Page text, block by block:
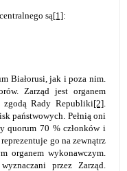
są[1]:
Białorusi, jak i poza nim.
Zarząd jest organem
Rady Republiki[2].
państwowych. Pełnią oni
quorum 70 % członków i
go na zewnątrz
organem wykonawczym.
przez Zarząd.